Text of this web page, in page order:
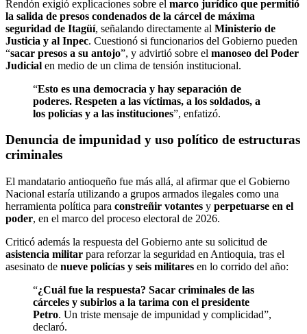
Rendón exigió explicaciones sobre el marco jurídico que permitió
la salida de presos condenados de la cárcel de máxima
seguridad de Itagüí, señalando directamente al Ministerio de
Justicia y al Inpec. Cuestionó si funcionarios del Gobierno pueden
“sacar presos a su antojo”, y advirtió sobre el manoseo del Poder
Judicial en medio de un clima de tensión institucional.
“Esto es una democracia y hay separación de
poderes. Respeten a las víctimas, a los soldados, a
los policías y a las instituciones”, enfatizó.
Denuncia de impunidad y uso político de estructuras
criminales
El mandatario antioqueño fue más allá, al afirmar que el Gobierno
Nacional estaría utilizando a grupos armados ilegales como una
herramienta política para constreñir votantes y perpetuarse en el
poder, en el marco del proceso electoral de 2026.
Criticó además la respuesta del Gobierno ante su solicitud de
asistencia militar para reforzar la seguridad en Antioquia, tras el
asesinato de nueve policías y seis militares en lo corrido del año:
“¿Cuál fue la respuesta? Sacar criminales de las
cárceles y subirlos a la tarima con el presidente
Petro. Un triste mensaje de impunidad y complicidad”,
declaró.